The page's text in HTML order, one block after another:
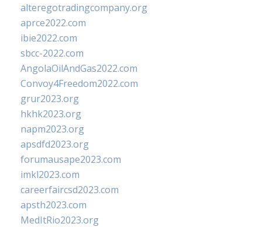
alteregotradingcompany.org
aprce2022.com
ibie2022.com
sbcc-2022.com
AngolaOilAndGas2022.com
Convoy4Freedom2022.com
grur2023.org
hkhk2023.org
napm2023.org
apsdfd2023.org
forumausape2023.com
imkl2023.com
careerfaircsd2023.com
apsth2023.com
MedItRio2023.org